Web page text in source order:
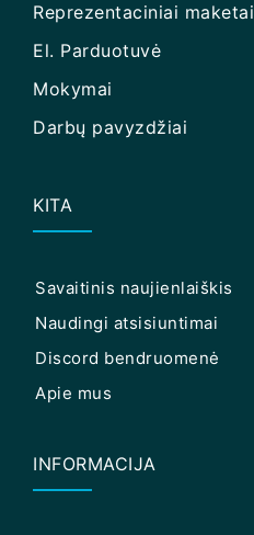
Reprezentaciniai maketai
El. Parduotuvė
Mokymai
Darbų pavyzdžiai
KITA
Savaitinis naujienlaiškis
Naudingi atsisiuntimai
Discord bendruomenė
Apie mus
INFORMACIJA